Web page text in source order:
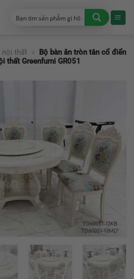
thất » Bộ bàn ăn tròn tân cổ điển
thất Greenfurni GR051